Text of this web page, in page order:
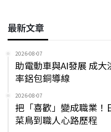
最新文章
2026-08-07
助電動車與AI發展 成
率鋁包銅導線
2026-08-07
把「喜歡」變成職業
菜鳥到職人心路歷程